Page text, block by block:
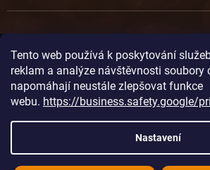
Tento web používá k poskytování
reklam a analýze návštěvnosti soubory
napomáhají neustále zlepšovat funkce
webu. https://business.safety.google/
Nastavení
info@cokoladovnajanek.cz
+420 778 716 678
@janek_chocolate